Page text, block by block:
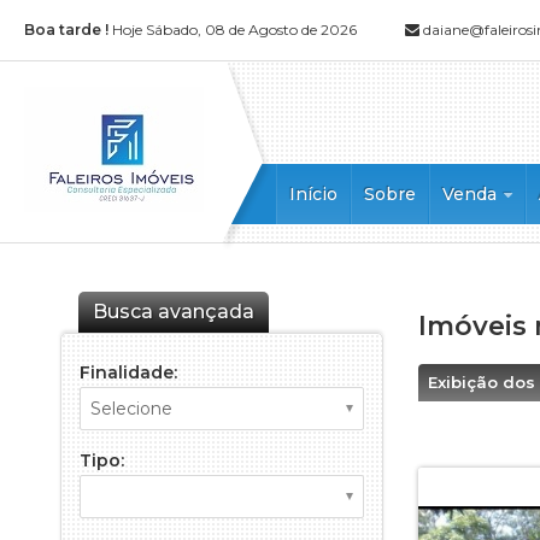
Boa tarde ! Hoje Sábado, 08 de Agosto de 2026
Início Sobre Venda
Apartamento
Casa
Casa em
Chácara
Flat
Imóveis
Exibição
Busca avançada
Finalidade:
Tipo: